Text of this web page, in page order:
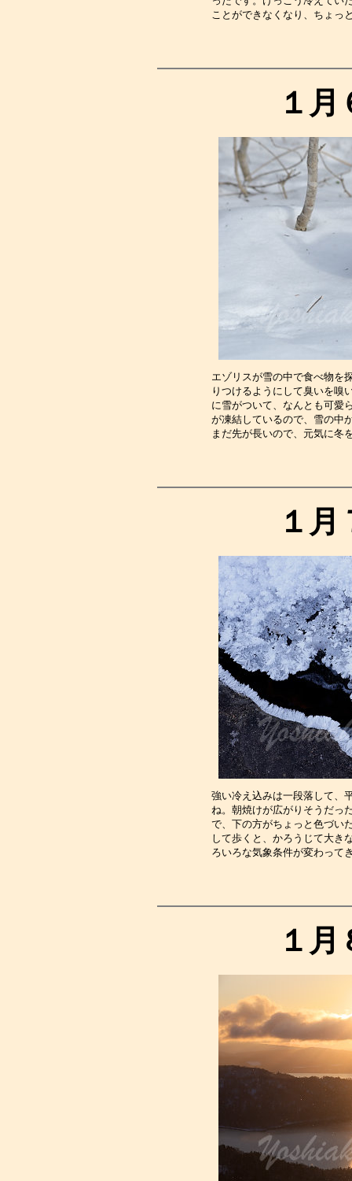
ことができなくな
１
エゾリスが雪の中で食べ物を
りつけるようにして臭いを嗅
に雪がついて、なんとも可愛
が凍結しているので、雪の中
まだ先が長いので、元
１
強い冷え込みは一段落して、
ね。朝焼けが広がりそうだっ
で、下の方がちょっと色づい
して歩くと、かろうじて大き
ろいろな気象条件が変わ
１